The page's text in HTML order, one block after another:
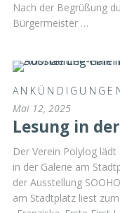
Nach der Begrüßung
Bürgermeister …
Mai 12, 2025
Lesung in
Der Verein Polylog
in der Galerie am
der Ausstellung
am Stadtplatz liest